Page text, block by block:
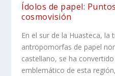
Ídolos de papel:
cosmovisión
En el sur de la Huasteca, la
antropomorfas de papel
castellano, se ha
emblemático de esta